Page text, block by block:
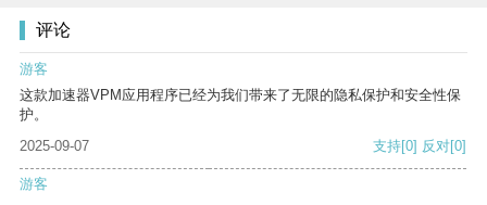
评论
游客
这款加速器VPM应用程序已经为我们带来了无限的隐私保护和安全性保
护。
2025-09-07
支持[0] 反对[0]
游客